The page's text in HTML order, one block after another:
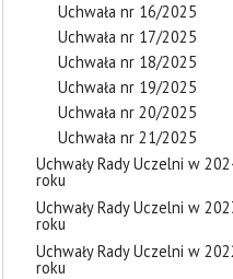
Uchwała nr 16/2025
Uchwała nr 17/2025
Uchwała nr 18/2025
Uchwała nr 19/2025
Uchwała nr 20/2025
Uchwała nr 21/2025
Uchwały Rady Uczelni w
roku
Uchwały Rady Uczelni w
roku
Uchwały Rady Uczelni w
roku